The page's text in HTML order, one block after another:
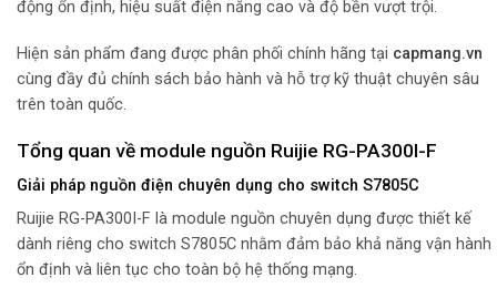
động ổn định, hiệu suất điện năng cao và độ bền vượt trội.
Hiện sản phẩm đang được phân phối chính hãng tại capmang.vn
cùng đầy đủ chính sách bảo hành và hỗ trợ kỹ thuật chuyên sâu
trên toàn quốc.
Tổng quan về module nguồn Ruijie RG-PA300I-F
Giải pháp nguồn điện chuyên dụng cho switch S7805C
Ruijie RG-PA300I-F là module nguồn chuyên dụng được thiết kế
dành riêng cho switch S7805C nhằm đảm bảo khả năng vận hành
ổn định và liên tục cho toàn bộ hệ thống mạng.